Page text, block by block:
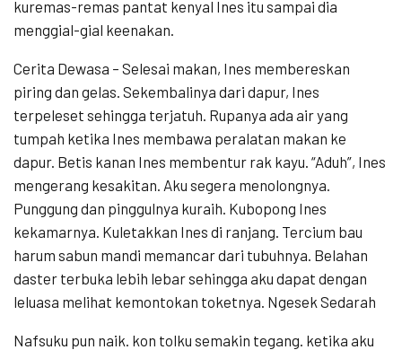
kuremas-remas pantat kenyal Ines itu sampai dia
menggial-gial keenakan.
Cerita Dewasa – Selesai makan, Ines membereskan
piring dan gelas. Sekembalinya dari dapur, Ines
terpeleset sehingga terjatuh. Rupanya ada air yang
tumpah ketika Ines membawa peralatan makan ke
dapur. Betis kanan Ines membentur rak kayu. “Aduh”, Ines
mengerang kesakitan. Aku segera menolongnya.
Punggung dan pinggulnya kuraih. Kubopong Ines
kekamarnya. Kuletakkan Ines di ranjang. Tercium bau
harum sabun mandi memancar dari tubuhnya. Belahan
daster terbuka lebih lebar sehingga aku dapat dengan
leluasa melihat kemontokan toketnya. Ngesek Sedarah
Nafsuku pun naik. kon tolku semakin tegang. ketika aku